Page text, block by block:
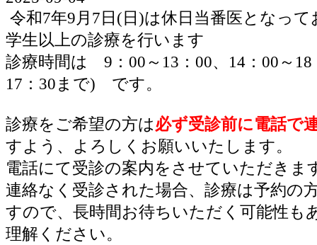
令和7年9月7日(日)は休日当番医となっ
学生以上の診療を行います
診療時間は 9：00～13：00、14：00～
17：30まで) です。
診療をご希望の方は必ず受診前に電話で
すよう、よろしくお願いいたします。
電話にて受診の案内をさせていただきま
連絡なく受診された場合、診療は予約の
すので、長時間お待ちいただく可能性も
理解ください。